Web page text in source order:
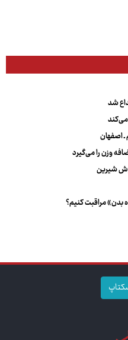
شد
ـ اصفهان
شیرین
بدن» مراقبت کنیم؟